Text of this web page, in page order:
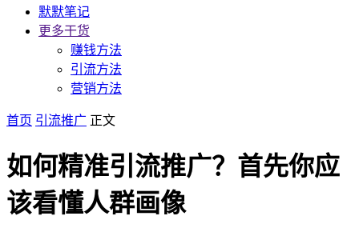
默默笔记
更多干货
赚钱方法
引流方法
营销方法
首页 引流推广 正文
如何精准引流推广？首先你应
该看懂人群画像